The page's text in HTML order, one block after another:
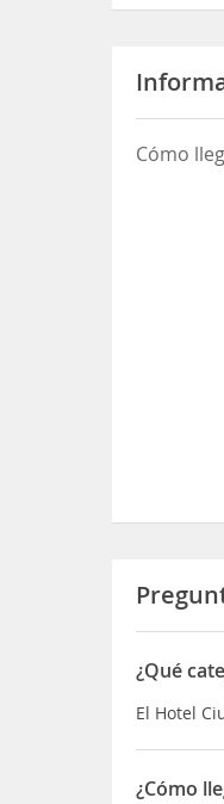
Cómo
¿Qué
El Hotel
¿Cómo